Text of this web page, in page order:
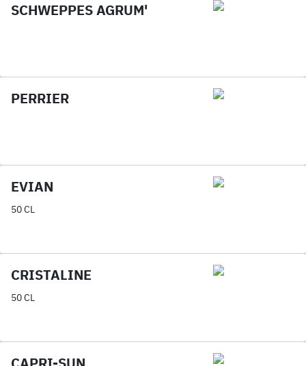
SCHWEPPES AGRUM'
PERRIER
EVIAN
50 CL
CRISTALINE
50 CL